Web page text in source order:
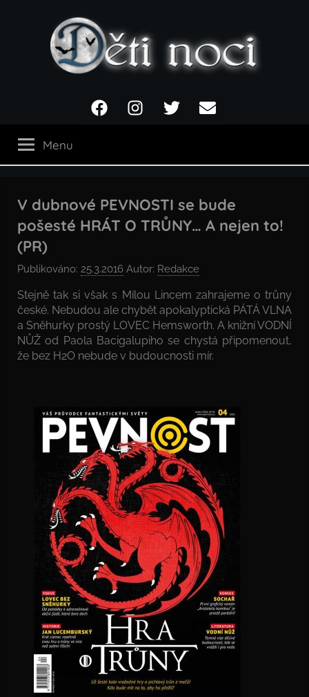
noci
FacebookInstagramTwitter Email
Menu
V dubnové PEVNOSTI se bude
pošesté HRÁT O TRŮNY… A nejen to!
(PR)
Publikováno: 25.3.2016 Autor: Redakce
Stejně tak si však s Mílou Lincem zahrajeme o trůny
české. Nebudou ale chybět apokalyptická PÁTÁ VLNA
a Sněhurky prostý LOVEC Hemsworth. A knižní VODNÍ
NŮŽ od Paola Bacigalupiho se chystá připomenout,
že bez H2O nebude v budoucnosti mír.